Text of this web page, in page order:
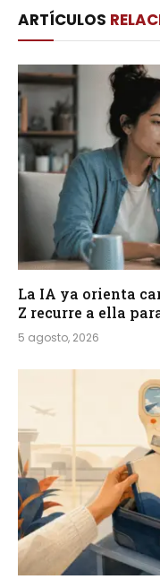
ARTÍCULOS
La IA ya orienta
Z recurre a ella
5 agosto, 2026